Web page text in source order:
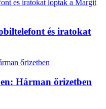
és iratokat
Hárman őrizetben